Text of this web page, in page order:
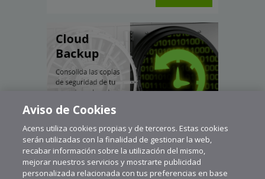
Aviso de Cookies
Acens utiliza cookies propias y de terceros. Estas cookies
serán utilizadas con la finalidad de gestionar la web,
recabar información sobre la utilización del mismo,
mejorar nuestros servicios y mostrarte publicidad
personalizada relacionada con tus preferencias en base